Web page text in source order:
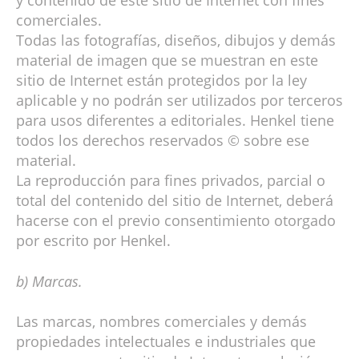
comerciales.
Todas las fotografías, diseños, dibujos y demás
material de imagen que se muestran en este
sitio de Internet están protegidos por la ley
aplicable y no podrán ser utilizados por terceros
para usos diferentes a editoriales. Henkel tiene
todos los derechos reservados © sobre ese
material.
La reproducción para fines privados, parcial o
total del contenido del sitio de Internet, deberá
hacerse con el previo consentimiento otorgado
por escrito por Henkel.
b) Marcas.
Las marcas, nombres comerciales y demás
propiedades intelectuales e industriales que